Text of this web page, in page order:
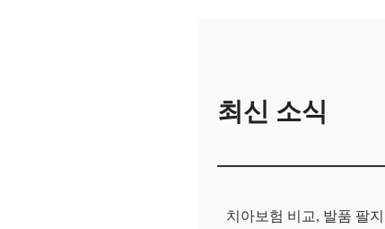
최신 소식
치아보험 비교, 발품 팔